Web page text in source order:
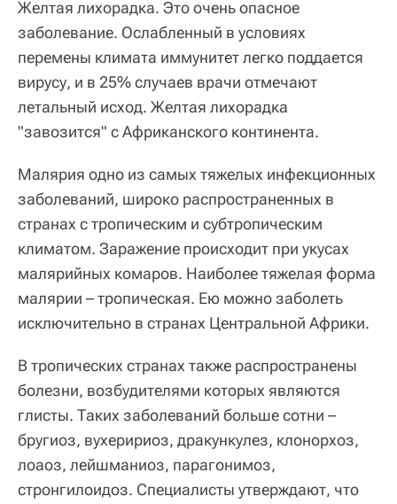
Желтая лихорадка. Это очень опасное
заболевание. Ослабленный в условиях
перемены климата иммунитет легко поддается
вирусу, и в 25% случаев врачи отмечают
летальный исход. Желтая лихорадка
"завозится" с Африканского континента.
Малярия одно из самых тяжелых инфекционных
заболеваний, широко распространенных в
странах с тропическим и субтропическим
климатом. Заражение происходит при укусах
малярийных комаров. Наиболее тяжелая форма
малярии – тропическая. Ею можно заболеть
исключительно в странах Центральной Африки.
В тропических странах также распространены
болезни, возбудителями которых являются
глисты. Таких заболеваний больше сотни –
бругиоз, вухеририоз, дракункулез, клонорхоз,
лоаоз, лейшманиоз, парагонимоз,
стронгилоидоз. Специалисты утверждают, что